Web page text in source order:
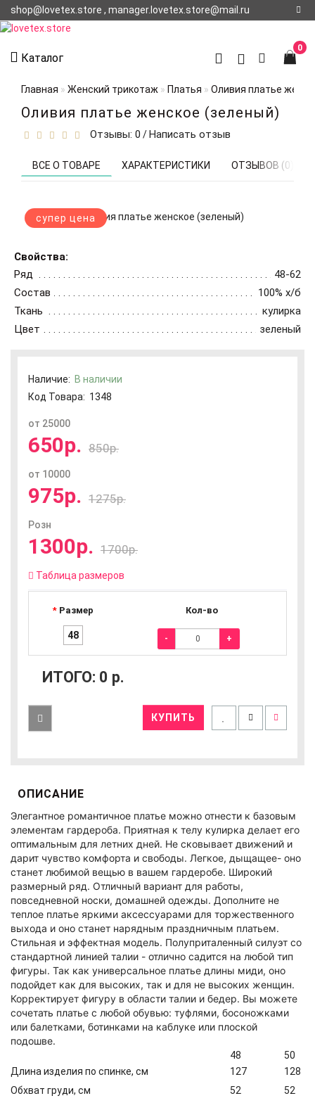
shop@lovetex.store , manager.lovetex.store@mail.ru
О НАС
О
ДОСТАВКЕ
Каталог
0
Главная Женский трикотаж Платья Оливия платье
Оливия платье женское (зеленый)
Отзывы: 0 /Написать отзыв
ВСЕ О ТОВАРЕ ХАРАКТЕРИСТИКИ ОТЗЫВОВ (0)
супер цена
Свойства:
Ряд
48-62
Состав
100% х/б
Ткань
кулирка
Цвет
зеленый
Наличие: В наличии
Код Товара: 1348
от 25000
650р. 850р.
от 10000
975р. 1275р.
Розн
1300р. 1700р.
Таблица размеров
Размер Кол-во
48 - +
ИТОГО: 0 р.
КУПИТЬ
ОПИСАНИЕ
Элегантное романтичное платье можно отнести к базовым
элементам гардероба. Приятная к телу кулирка делает его
оптимальным для летних дней. Не сковывает движений и
дарит чувство комфорта и свободы. Легкое, дыщащее- оно
станет любимой вещью в вашем гардеробе. Широкий
размерный ряд. Отличный вариант для работы,
повседневной носки, домашней одежды. Дополните не
теплое платье яркими аксессуарами для торжественного
выхода и оно станет нарядным праздничным платьем.
Стильная и эффектная модель. Полуприталенный силуэт со
стандартной линией талии - отлично садится на любой тип
фигуры. Так как универсальное платье длины миди, оно
подойдет как для высоких, так и для не высоких женщин.
Корректирует фигуру в области талии и бедер. Вы можете
сочетать платье с любой обувью: туфлями, босоножками
или балетками, ботинками на каблуке или плоской
подошве.
48
50
Длина изделия по спинке, см
127
128
Обхват груди, см
52
52